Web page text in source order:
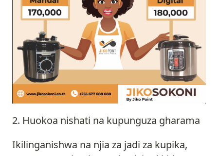
Huokoa nishati na kupunguza gharama
Ikilinganishwa na njia za jadi za kupika,